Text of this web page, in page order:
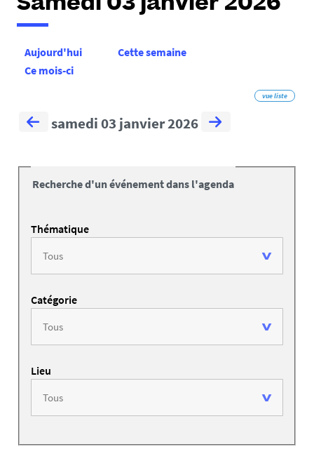
Samedi 03 janvier 2026
Aujourd'hui
Cette semaine
Ce mois-ci
vue liste
samedi 03 janvier 2026
Recherche d'un événement dans l'agenda
Thématique
Catégorie
Lieu